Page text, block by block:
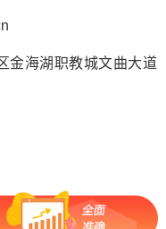
金海湖职教城文曲大道